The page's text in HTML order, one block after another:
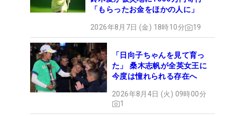
「もらったお金をほかの人に」
2026年8月7日 (金) 18時10分 19
「日向子ちゃんを見て育っ
た」 桑木志帆が全英女王に
今度は憧れられる存在へ
2026年8月4日 (火) 09時00分
1